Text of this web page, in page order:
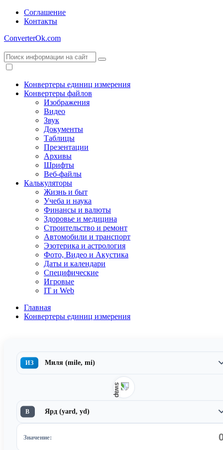
Соглашение
Контакты
ConverterOk.com
Конвертеры единиц измерения
Конвертеры файлов
Изображения
Видео
Звук
Документы
Таблицы
Презентации
Архивы
Шрифты
Веб-файлы
Калькуляторы
Жизнь и быт
Учеба и наука
Финансы и валюты
Здоровье и медицина
Строительство и ремонт
Автомобили и транспорт
Эзотерика и астрология
Фото, Видео и Акустика
Даты и календари
Специфические
Игровые
IT и Web
Главная
Конвертеры единиц измерения
ИЗ Миля (mile, mi)
В Ярд (yard, yd)
Значение: